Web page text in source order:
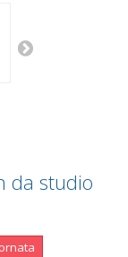
da studio